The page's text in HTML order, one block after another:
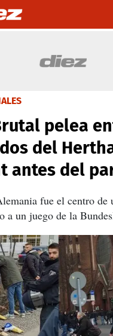
pelea
del
antes del
fue el centro de
a un juego de la